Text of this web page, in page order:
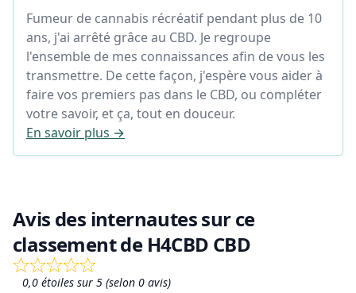
Fumeur de cannabis récréatif pendant plus de 10
ans, j'ai arrêté grâce au CBD. Je regroupe
l'ensemble de mes connaissances afin de vous les
transmettre. De cette façon, j'espère vous aider à
faire vos premiers pas dans le CBD, ou compléter
votre savoir, et ça, tout en douceur.
En savoir plus →
Avis des internautes sur ce
classement de H4CBD CBD
0,0 étoiles sur 5 (selon 0 avis)